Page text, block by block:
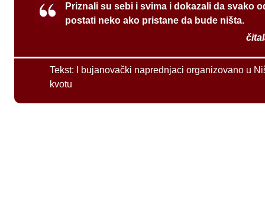
Priznali su sebi i svima i dokazali da svako
postati neko ako pristane da bude ništa.
Tekst:
I bujanovački naprednjaci organizovano u
kvotu